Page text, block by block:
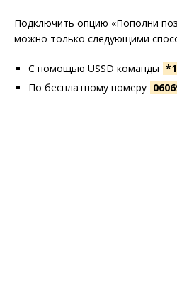
Подключить опцию «Пополни
можно только следующими
С помощью USSD команды
По бесплатному номеру